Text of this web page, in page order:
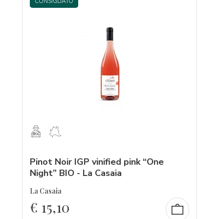
Pinot Noir IGP vinified pink “One
Night” BIO - La Casaia
La Casaia
€ 15,10